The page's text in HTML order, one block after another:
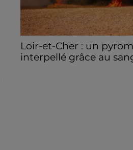
Loir-et-Cher : un
interpellé grâce au